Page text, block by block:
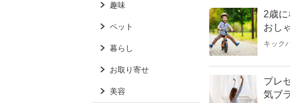
趣味
ペット
暮らし
お取り寄せ
美容
ーカー
みくだ
2歳
おし
キック
く地
輪車の
お孫さ
めをブ
プレ
気ブ